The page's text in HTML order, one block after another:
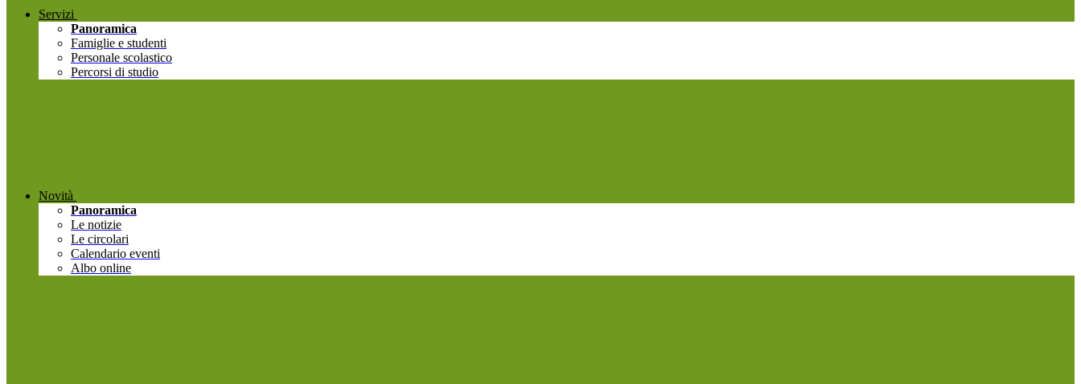
Servizi
Panoramica
Famiglie e studenti
Personale scolastico
Percorsi di studio
Novità
Panoramica
Le notizie
Le circolari
Calendario eventi
Albo online